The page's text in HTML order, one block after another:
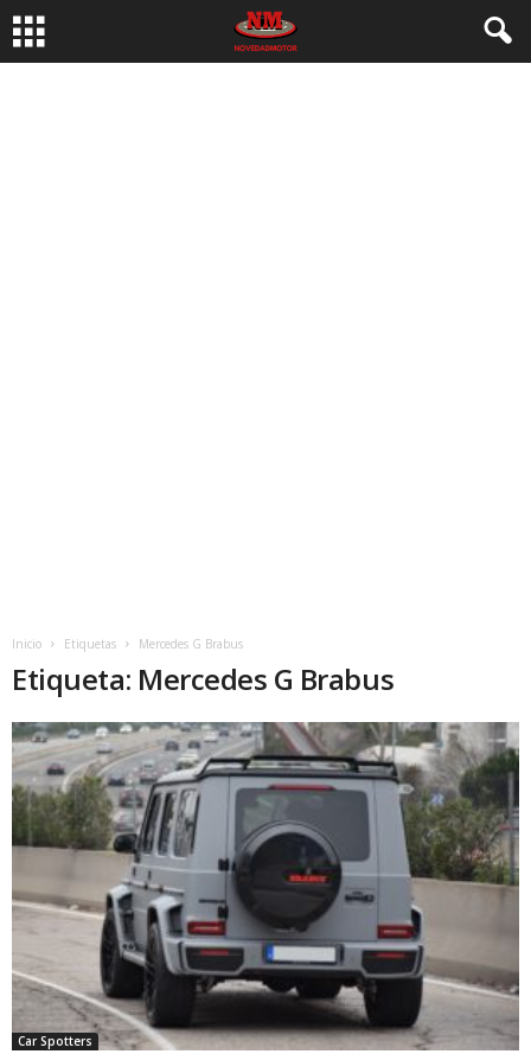
Inicio Etiquetas Mercedes G Brabus
Etiqueta: Mercedes G Brabus
Car Spotters